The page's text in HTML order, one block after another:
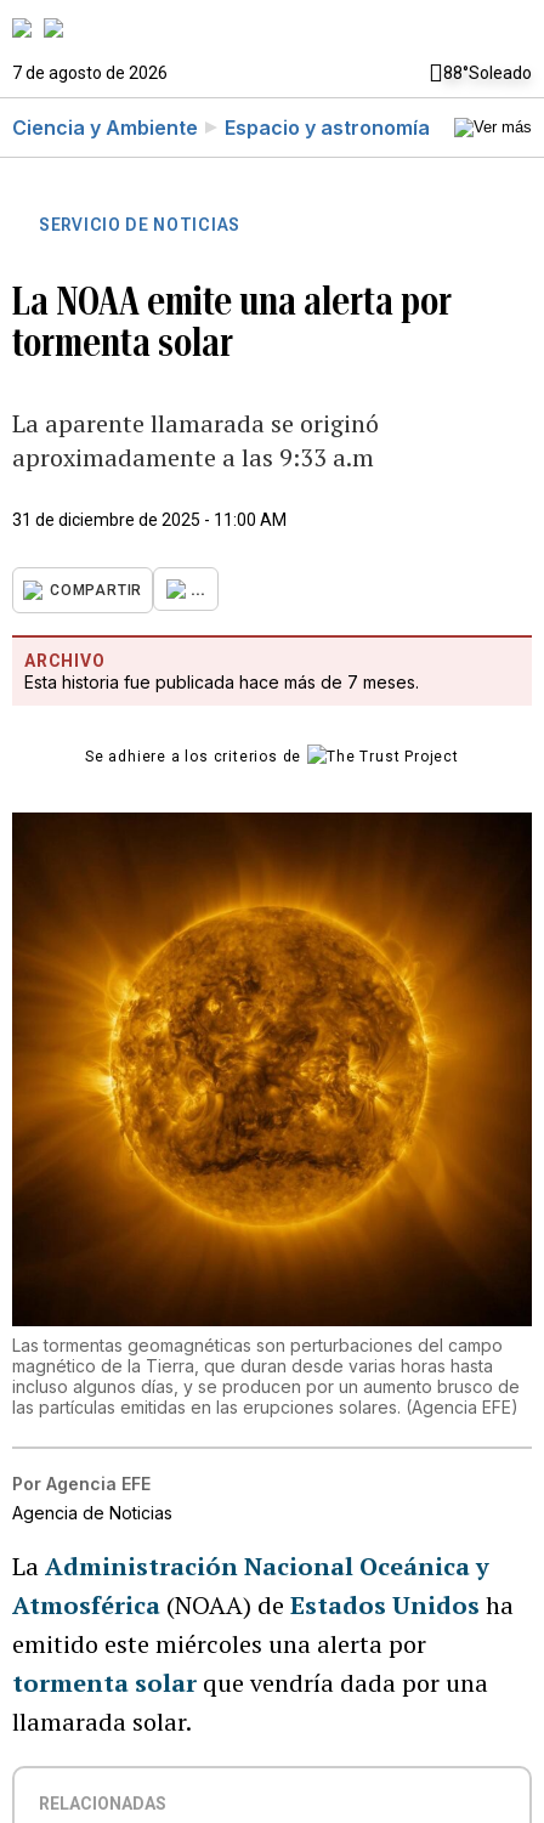
7 de agosto de 2026 88°Soleado
Ciencia y Ambiente Espacio y astronomía
SERVICIO DE NOTICIAS
La NOAA emite una alerta por
tormenta solar
La aparente llamarada se originó
aproximadamente a las 9:33 a.m
31 de diciembre de 2025 - 11:00 AM
COMPARTIR ...
ARCHIVO
Esta historia fue publicada hace más de 7 meses.
Se adhiere a los criterios de
Las tormentas geomagnéticas son perturbaciones del campo
magnético de la Tierra, que duran desde varias horas hasta
incluso algunos días, y se producen por un aumento brusco de
las partículas emitidas en las erupciones solares. (Agencia EFE)
Por Agencia EFE
Agencia de Noticias
LaAdministración Nacional Oceánica y
Atmosférica (NOAA) de Estados Unidos ha
emitido este miércoles una alerta por
tormenta solar que vendría dada por una
llamarada solar.
RELACIONADAS